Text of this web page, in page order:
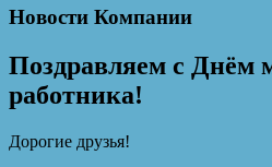
Новости Компании
Поздравляем с Днём
работника!
Дорогие друзья!